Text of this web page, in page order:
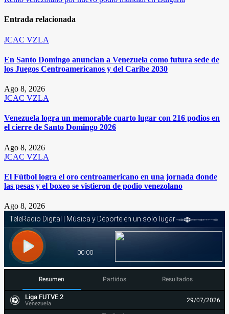
Entrada relacionada
JCAC VZLA
En Santo Domingo anuncian a Venezuela como futura sede de
los Juegos Centroamericanos y del Caribe 2030
Ago 8, 2026
JCAC VZLA
Venezuela logra un memorable cuarto lugar con 216 podios en
el cierre de Santo Domingo 2026
Ago 8, 2026
JCAC VZLA
El Fútbol logra el oro centroamericano en una jornada donde
las pesas y el boxeo se vistieron de podio venezolano
Ago 8, 2026
Resumen Partidos Resultados
Liga FUTVE 2
Venezuela 29/07/2026